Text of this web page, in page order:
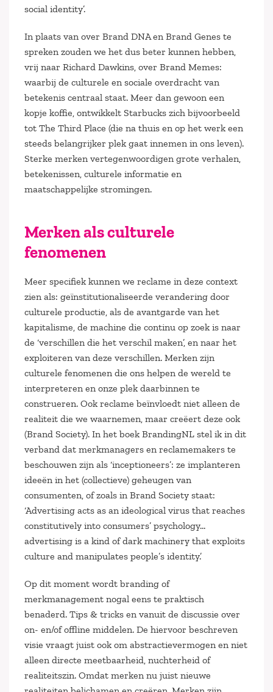
social identity’.
In plaats van over Brand DNA en Brand Genes te
spreken zouden we het dus beter kunnen hebben,
vrij naar Richard Dawkins, over Brand Memes:
waarbij de culturele en sociale overdracht van
betekenis centraal staat. Meer dan gewoon een
kopje koffie, ontwikkelt Starbucks zich bijvoorbeeld
tot The Third Place (die na thuis en op het werk een
steeds belangrijker plek gaat innemen in ons leven).
Sterke merken vertegenwoordigen grote verhalen,
betekenissen, culturele informatie en
maatschappelijke stromingen.
Merken als culturele
fenomenen
Meer specifiek kunnen we reclame in deze context
zien als: geïnstitutionaliseerde verandering door
culturele productie, als de avantgarde van het
kapitalisme, de machine die continu op zoek is naar
de ‘verschillen die het verschil maken’, en naar het
exploiteren van deze verschillen. Merken zijn
culturele fenomenen die ons helpen de wereld te
interpreteren en onze plek daarbinnen te
construeren. Ook reclame beïnvloedt niet alleen de
realiteit die we waarnemen, maar creëert deze ook
(Brand Society). In het boek BrandingNL stel ik in dit
verband dat merkmanagers en reclamemakers te
beschouwen zijn als ‘inceptioneers’: ze implanteren
ideeën in het (collectieve) geheugen van
consumenten, of zoals in Brand Society staat:
‘Advertising acts as an ideological virus that reaches
constitutively into consumers’ psychology…
advertising is a kind of dark machinery that exploits
culture and manipulates people’s identity.’
Op dit moment wordt branding of
merkmanagement nogal eens te praktisch
benaderd. Tips & tricks en vanuit de discussie over
on- en/of offline middelen. De hiervoor beschreven
visie vraagt juist ook om abstractievermogen en niet
alleen directe meetbaarheid, nuchterheid of
realiteitszin. Omdat merken nu juist nieuwe